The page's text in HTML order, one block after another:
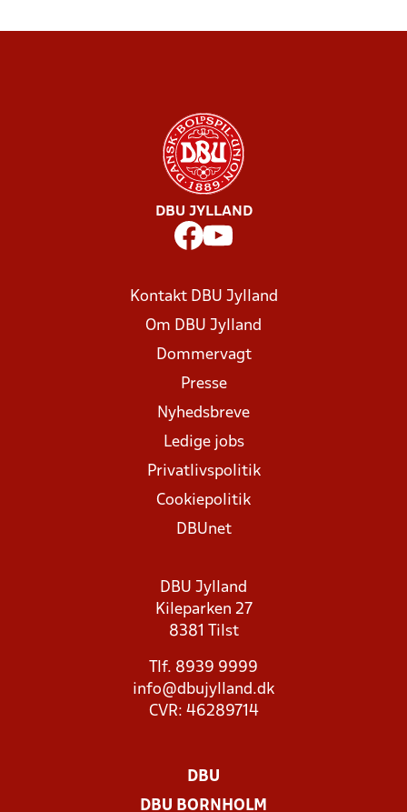
DBU JYLLAND
Kontakt DBU Jylland
Om DBU Jylland
Dommervagt
Presse
Nyhedsbreve
Ledige jobs
Privatlivspolitik
Cookiepolitik
DBUnet
DBU Jylland
Kileparken 27
8381 Tilst
Tlf. 8939 9999
info@dbujylland.dk
CVR: 46289714
DBU
DBU BORNHOLM